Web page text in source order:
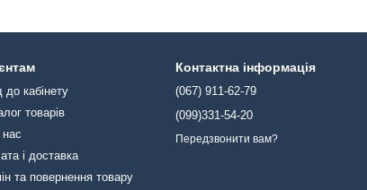
до кабінету
товарів
і доставка
та повернення товару
Контактна інформація
(067) 911-62-79
(099)331-54-20
Передзвонити вам?